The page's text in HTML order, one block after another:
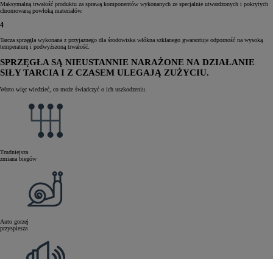
Maksymalną trwałość produktu za sprawą komponentów wykonanych ze specjalnie utwardzonych i pokrytych
chromowaną powłoką materiałów.
4
Tarcza sprzęgła wykonana z przyjaznego dla środowiska włókna szklanego gwarantuje odporność na wysoką
temperaturę i podwyższoną trwałość.
SPRZĘGŁA SĄ NIEUSTANNIE NARAŻONE NA DZIAŁANIE
SIŁY TARCIA I Z CZASEM ULEGAJĄ ZUŻYCIU.
Warto więc wiedzieć, co może świadczyć o ich uszkodzeniu.
Trudniejsza
zmiana biegów
Auto gorzej
przyspiesza